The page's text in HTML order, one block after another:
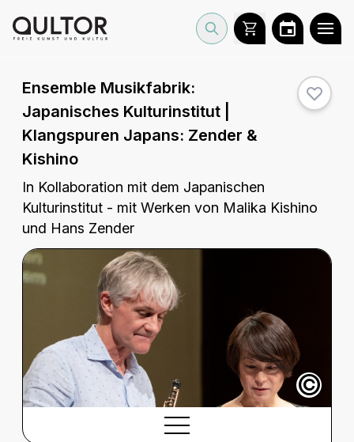
Ensemble Musikfabrik:
Japanisches Kulturinstitut |
Klangspuren Japans: Zender &
Kishino
In Kollaboration mit dem Japanischen
Kulturinstitut - mit Werken von Malika Kishino
und Hans Zender
©